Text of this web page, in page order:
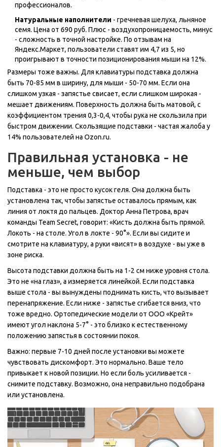
профессионалов.
Натуральные наполнители - гречневая шелуха, льняное
семя. Цена от 690 руб. Плюс - воздухопроницаемость, минус
- сложность в точной настройке. По отзывам на
Яндекс.Маркет, пользователи ставят им 4,7 из 5, но
проигрывают в точности позиционирования мыши на 12%.
Размеры тоже важны. Для клавиатуры подставка должна
быть 70-85 мм в ширину, для мыши - 50-70 мм. Если она
слишком узкая - запястье свисает, если слишком широкая -
мешает движениям. Поверхность должна быть матовой, с
коэффициентом трения 0,3-0,4, чтобы рука не скользила при
быстром движении. Скользящие подставки - частая жалоба у
14% пользователей на Ozon.ru.
Правильная установка - не
меньше, чем выбор
Подставка - это не просто кусок геля. Она должна быть
установлена так, чтобы запястье оставалось прямым, как
линия от локтя до пальцев. Доктор Анна Петрова, врач
команды Team Secret, говорит: «Кисть должна быть прямой.
Локоть - на столе. Угол в локте - 90°». Если вы сидите и
смотрите на клавиатуру, а руки «висят» в воздухе - вы уже в
зоне риска.
Высота подставки должна быть на 1-2 см ниже уровня стола.
Это не «на глаз», а измеряется линейкой. Если подставка
выше стола - вы вынуждены поднимать кисть, что вызывает
перенапряжение. Если ниже - запястье сгибается вниз, что
тоже вредно. Ортопедические модели от ООО «Крейт»
имеют угол наклона 5-7° - это близко к естественному
положению запястья в состоянии покоя.
Важно: первые 7-10 дней после установки вы можете
чувствовать дискомфорт. Это нормально. Ваше тело
привыкает к новой позиции. Но если боль усиливается -
снимите подставку. Возможно, она неправильно подобрана
или установлена.